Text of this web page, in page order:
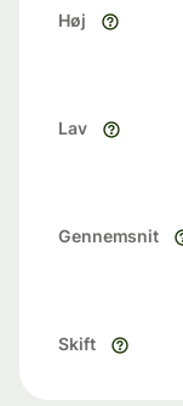
Høj
Lav
Gennemsnit
Skift